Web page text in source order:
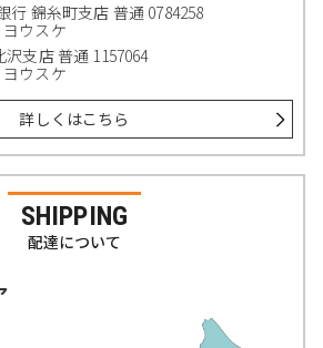
行 錦糸町支店 普通 0784258
ウスケ
支店 普通 1157064
ウスケ
詳しくはこちら
SHIPPING
配達について